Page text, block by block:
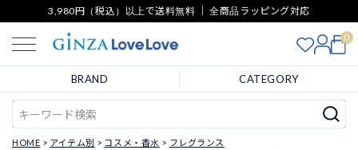
3,980円（税込）以上で送料無料 ｜ 全商品ラッピング対応
0
BRAND CATEGORY
HOME アイテム別 コスメ・香水
フレグランス